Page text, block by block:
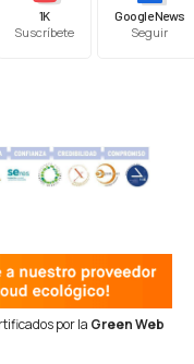
1K
Suscríbete
Google News
Seguir
por la Green Web